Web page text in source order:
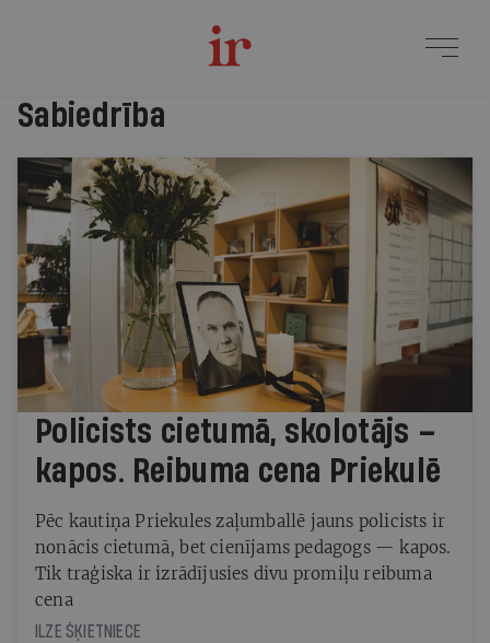
Sabiedrība
Jaunākie raksti
Policists cietumā, skolotājs –
kapos. Reibuma cena Priekulē
Pēc kautiņa Priekules zaļumballē jauns policists ir
nonācis cietumā, bet cienījams pedagogs — kapos.
Tik traģiska ir izrādījusies divu promiļu reibuma
cena
ILZE ŠĶIETNIECE